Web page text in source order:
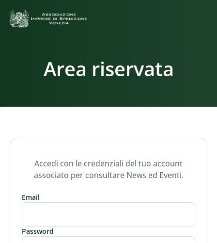
Area riservata
Accedi con le credenziali del tuo account
associato per consultare News ed Eventi.
Email
Password